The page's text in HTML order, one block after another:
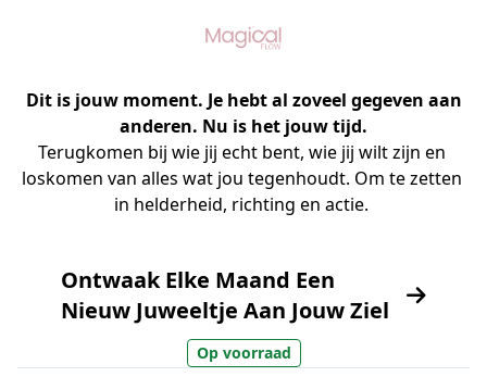
Dit is jouw moment. Je hebt al zoveel gegeven aan
anderen. Nu is het jouw tijd.
Terugkomen bij wie jij echt bent, wie jij wilt zijn en
loskomen van alles wat jou tegenhoudt. Om te zetten
in helderheid, richting en actie.
Ontwaak Elke Maand Een
Nieuw Juweeltje Aan Jouw Ziel
Op voorraad